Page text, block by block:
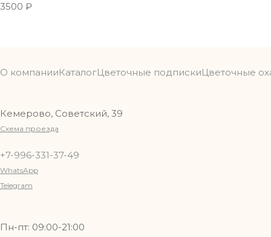
3500 ₽
Кемерово, Советский, 39
Схема проезда
+7-996-331-37-49
WhatsApp
Telegram
Пн-пт: 09:00-21:00
О компанииКаталогЦветочные подпискиЦветочные